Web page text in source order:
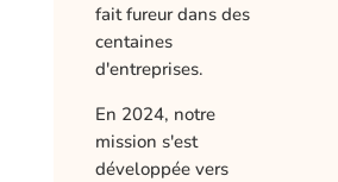
fait fureur dans des
centaines
d'entreprises.
En 2024, notre
mission s'est
développée vers